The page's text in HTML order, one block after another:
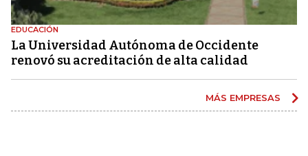
EDUCACIÓN
La Universidad Autónoma de Occidente
renovó su acreditación de alta calidad
MÁS EMPRESAS